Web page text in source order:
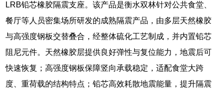
LRB铅芯橡胶隔震支座。该产品是衡水双林针对公共食堂、
餐厅等人员密集场所研发的成熟隔震产品，由多层天然橡胶
与高强度钢板交替叠合，经整体硫化工艺制成，并内置铅芯
阻尼元件。天然橡胶层提供良好弹性与复位能力，地震后可
快速恢复；高强度钢板保障竖向承载稳定，适配食堂大跨
度、重荷载的结构特点；铅芯高效耗散地震能量，提升隔震